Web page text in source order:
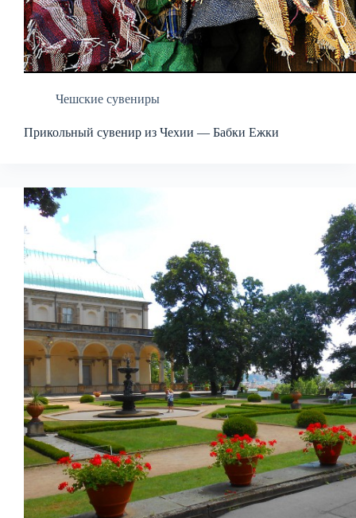
Чешские сувениры
Прикольный сувенир из Чехии — Бабки Ежки